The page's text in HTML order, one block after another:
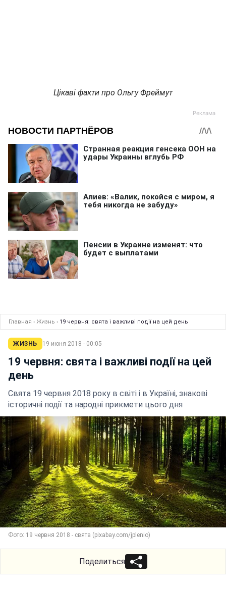
Цікаві факти про Ольгу Фреймут
Главная › Жизнь › 19 червня: свята і важливі події на цей день
ЖИЗНЬ 19 июня 2018 · 00:05
19 червня: свята і важливі події на цей
день
Свята 19 червня 2018 року в світі і в Україні, знакові
історичні події та народні прикмети цього дня
Фото: 19 червня 2018 - свята (pixabay.com/jplenio)
Поделиться